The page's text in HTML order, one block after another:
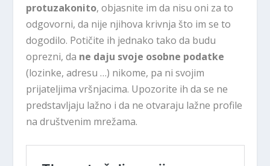
protuzakonito, objasnite im da nisu oni za to
odgovorni, da nije njihova krivnja što im se to
dogodilo. Potičite ih jednako tako da budu
oprezni, da ne daju svoje osobne podatke
(lozinke, adresu …) nikome, pa ni svojim
prijateljima vršnjacima. Upozorite ih da se ne
predstavljaju lažno i da ne otvaraju lažne profile
na društvenim mrežama.